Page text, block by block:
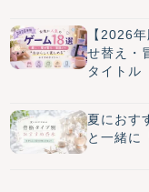
【2026
せ替え・
タイトル
夏におす
と一緒に